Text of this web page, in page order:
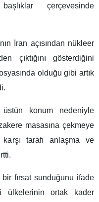
çerçevesinde
İran açısından nükleer
çıktığını gösterdiğini
olduğu gibi artık
üstün konum nedeniyle
masasına çekmeye
karşı tarafı anlaşma ve
fırsat sunduğunu ifade
ülkelerinin ortak kader